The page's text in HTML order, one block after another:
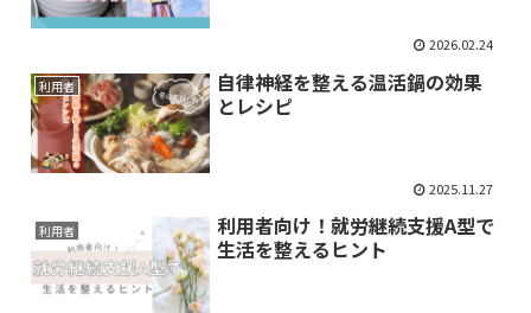
2026.02.24
利用者
自律神経を整える温活鍋の効果
とレシピ
2025.11.27
利用者
利用者向け！就労継続支援A型で
生活を整えるヒント